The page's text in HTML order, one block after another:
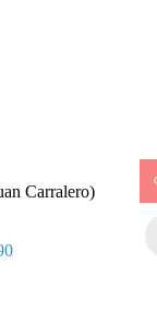
Carralero)